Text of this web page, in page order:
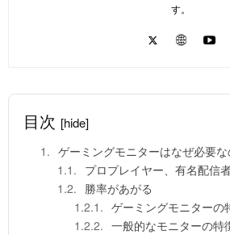
す。
目次 [hide]
ゲーミングモニターはなぜ必要な
プロプレイヤー、有名配信
勝率があがる
ゲーミングモニターの
一般的なモニターの特